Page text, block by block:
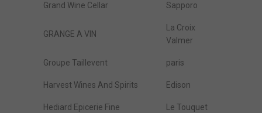
Grand Wine Cellar Sapporo
GRANGE A VIN
La Croix
Valmer
Groupe Taillevent paris
Harvest Wines And Spirits Edison
Hediard Epicerie Fine Le Touquet